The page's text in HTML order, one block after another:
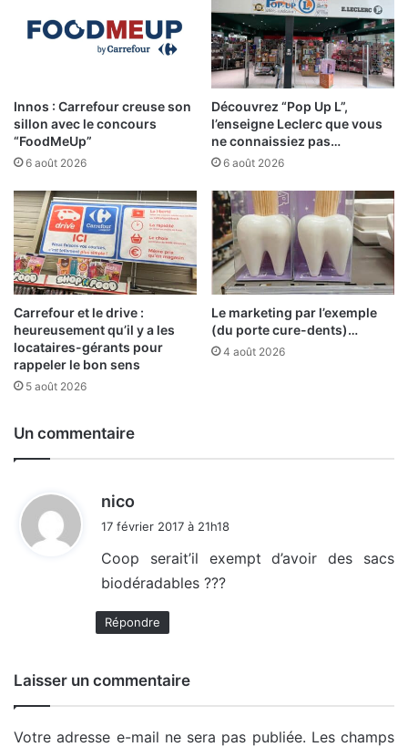
Innos : Carrefour creuse son
sillon avec le concours
“FoodMeUp”
6 août 2026
Découvrez “Pop Up L”,
l’enseigne Leclerc que vous
ne connaissiez pas…
6 août 2026
Carrefour et le drive :
heureusement qu’il y a les
locataires-gérants pour
rappeler le bon sens
5 août 2026
Le marketing par l’exemple
(du porte cure-dents)…
4 août 2026
Un commentaire
nico
:
17 février 2017 à 21h18
Coop serait’il exempt d’avoir des sacs
biodéradables ???
Répondre
Laisser un commentaire
Votre adresse e-mail ne sera pas publiée. Les champs